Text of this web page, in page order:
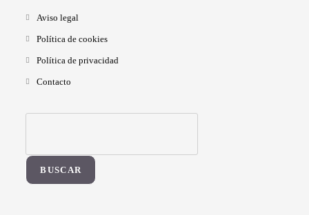
Aviso legal
Política de cookies
Política de privacidad
Contacto
BUSCAR